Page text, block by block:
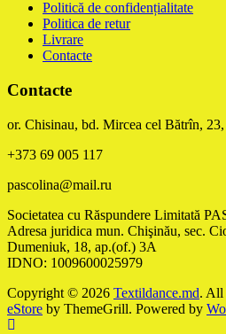
Politică de confidențialitate
Politica de retur
Livrare
Contacte
Contacte
or. Chisinau, bd. Mircea cel Bătrîn,
+373 69 005 117
pascolina@mail.ru
Societatea cu Răspundere Limitată
Adresa juridica mun. Chişinău, sec.
Dumeniuk, 18, ap.(of.) 3A
IDNO: 1009600025979
Copyright © 2026 Textildance.md. All
eStore by ThemeGrill. Powered by